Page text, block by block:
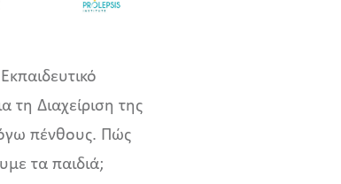
τη Διαχείριση της
πένθους. Πώς
τα παιδιά;